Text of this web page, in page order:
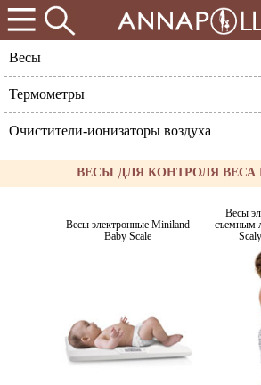
Весы
Термометры
Очистители-ионизаторы воздуха
ВЕСЫ ДЛЯ КОНТРОЛЯ
Весы электронные Miniland
Baby Scale
Весы
съемным